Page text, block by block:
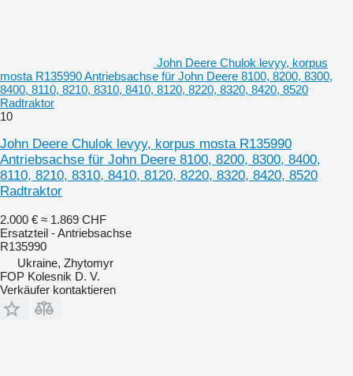
John Deere Chulok levyy, korpus
mosta R135990 Antriebsachse für John Deere 8100, 8200, 8300,
8400, 8110, 8210, 8310, 8410, 8120, 8220, 8320, 8420, 8520
Radtraktor
10
John Deere Chulok levyy, korpus mosta R135990
Antriebsachse für John Deere 8100, 8200, 8300, 8400,
8110, 8210, 8310, 8410, 8120, 8220, 8320, 8420, 8520
Radtraktor
2.000 € ≈ 1.869 CHF
Ersatzteil - Antriebsachse
R135990
Ukraine, Zhytomyr
FOP Kolesnik D. V.
Verkäufer kontaktieren